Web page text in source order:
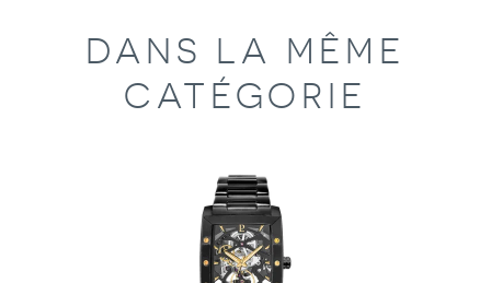
DANS LA MÊME
CATÉGORIE